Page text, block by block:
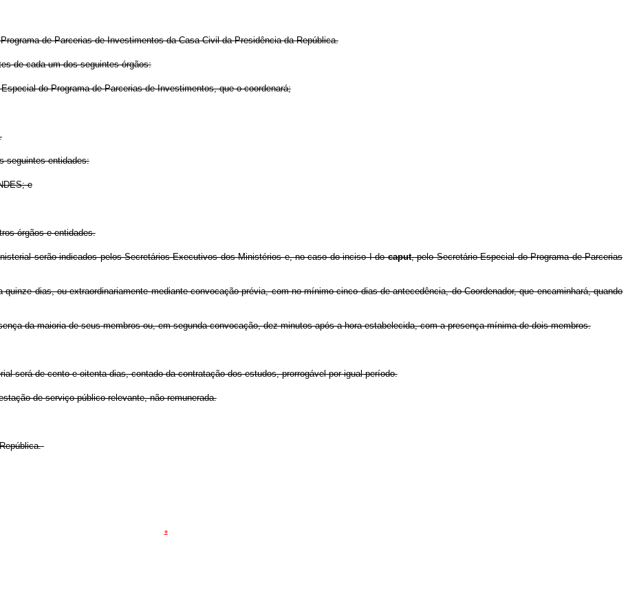
de Parcerias de Investimentos da Casa Civil da Presidência da República.
de cada um dos seguintes órgãos:
do Programa de Parcerias de Investimentos, que o coordenará;
seguintes entidades:
e
órgãos e entidades.
serão indicados pelos Secretários-Executivos dos Ministérios e, no caso do inciso I docaput, pelo Secretário Especial do Programa de Parcerias
dias, ou extraordinariamente mediante convocação prévia, com no mínimo cinco dias de antecedência, do Coordenador, que encaminhará, quando
da maioria de seus membros ou, em segunda convocação, dez minutos após a hora estabelecida, com a presença mínima de dois membros.
será de cento e oitenta dias, contado da contratação dos estudos, prorrogável por igual período.
de serviço público relevante, não remunerada.
*